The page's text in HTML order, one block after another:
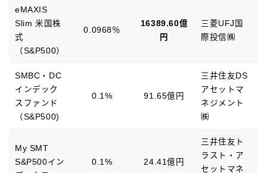
eMAXIS
Slim 米国株
式
（S&P500）
0.0968％
16389.60億
円
三菱UFJ国
際投信㈱
SMBC・DC
インデック
スファンド
（S&P500)
0.1% 91.65億円
三井住友DS
アセットマ
ネジメント
㈱
My SMT
S&P500イン
0.1% 24.41億円
三井住友ト
ラスト・ア
セットマネ